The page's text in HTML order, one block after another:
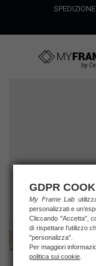
by
GDPR
My Frame Lab
personalizzati e
Cliccando "Accetta",
di rispettare l’utilizzo
"personalizza".
Per maggiori
politica sui cookie.